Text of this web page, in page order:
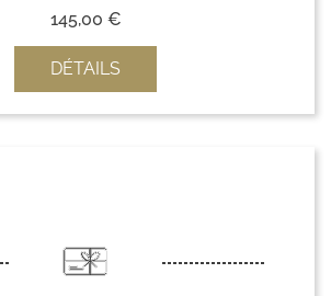
145,00 €
DÉTAILS